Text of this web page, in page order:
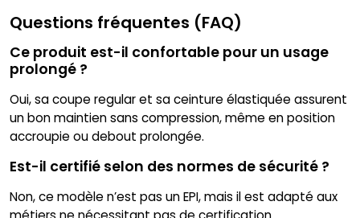
Questions fréquentes (FAQ)
Ce produit est-il confortable pour un usage
prolongé ?
Oui, sa coupe regular et sa ceinture élastiquée assurent
un bon maintien sans compression, même en position
accroupie ou debout prolongée.
Est-il certifié selon des normes de sécurité ?
Non, ce modèle n’est pas un EPI, mais il est adapté aux